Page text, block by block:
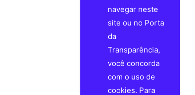
navegar neste
site ou no Porta
da
Transparência,
você concorda
com o uso de
cookies. Para